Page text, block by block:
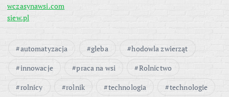
wczasynawsi.com
siew.pl
automatyzacja gleba
hodowla zwierząt
innowacje
praca na wsi
Rolnictwo
rolnicy
rolnik technologia
technologie